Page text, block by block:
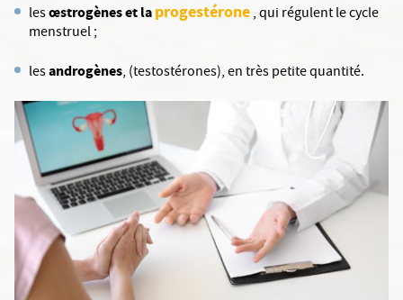
lesœstrogènes et laprogestérone, qui régulent le cycle
menstruel ;
lesandrogènes, (testostérones), en très petite quantité.